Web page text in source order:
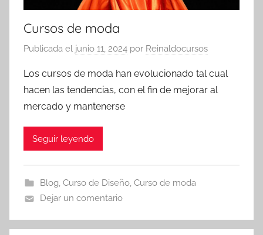
Cursos de moda
Publicada el junio 11, 2024 por Reinaldocursos
Los cursos de moda han evolucionado tal cual
hacen las tendencias, con el fin de mejorar al
mercado y mantenerse
Seguir leyendo
Blog, Curso de Diseño, Curso de moda
Dejar un comentario